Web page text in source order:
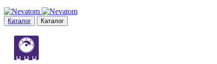
Каталог Каталог